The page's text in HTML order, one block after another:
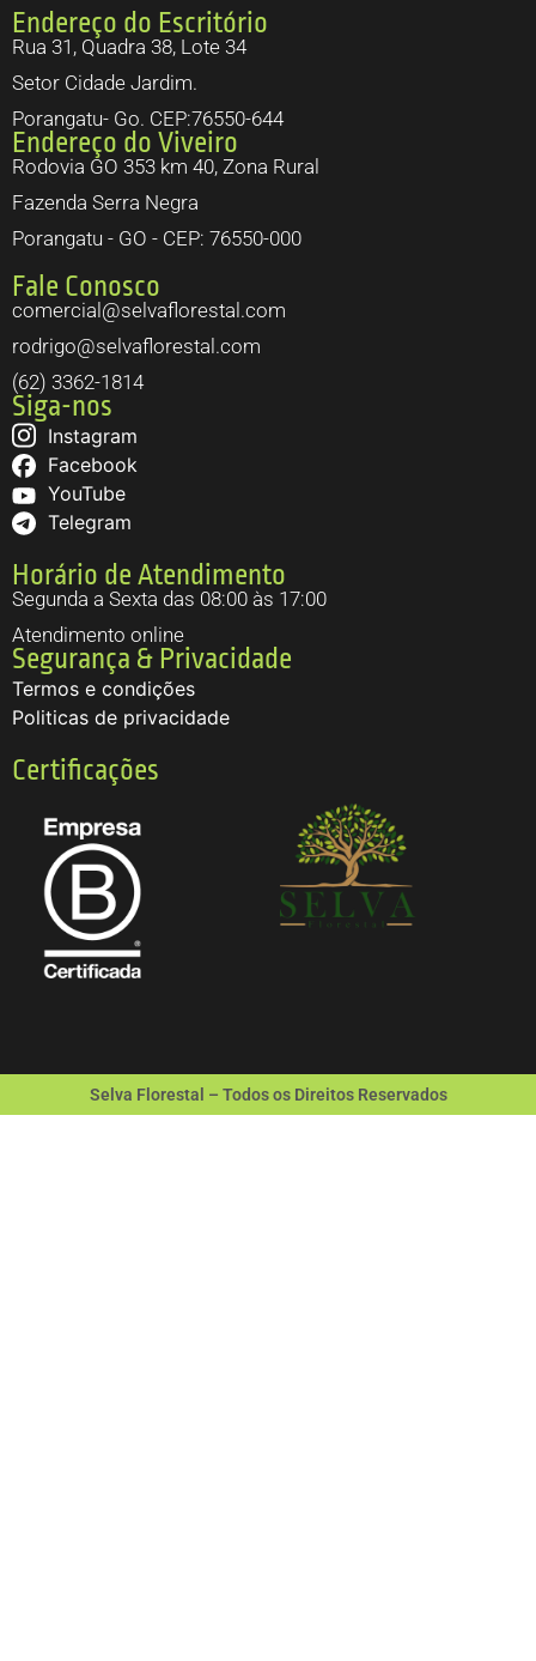
Endereço do Escritório
Rua 31, Quadra 38, Lote 34
Setor Cidade Jardim.
Porangatu- Go. CEP:76550-644
Endereço do Viveiro
Rodovia GO 353 km 40, Zona Rural
Fazenda Serra Negra
Porangatu - GO - CEP: 76550-000
Fale Conosco
comercial@selvaflorestal.com
rodrigo@selvaflorestal.com
(62) 3362-1814
Siga-nos
Instagram
Facebook
YouTube
Telegram
Horário de Atendimento
Segunda a Sexta das 08:00 às 17:00
Atendimento online
Segurança & Privacidade
Termos e condições
Politicas de privacidade
Certificações
Selva Florestal – Todos os Direitos Reservados